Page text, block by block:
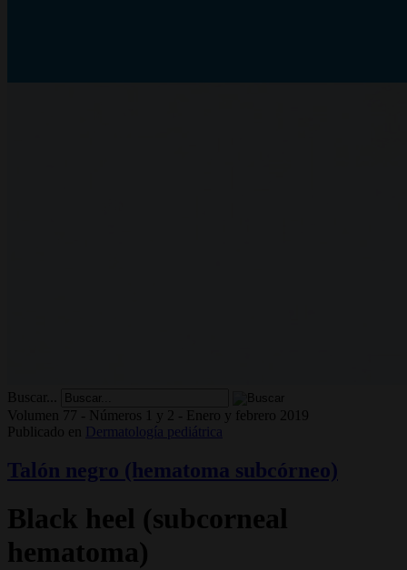
Buscar...
Volumen 77 - Números 1 y 2 - Enero y febrero 2019
Publicado en
Dermatología pediátrica
Talón negro (hematoma subcórneo)
Black heel (subcorneal
hematoma)